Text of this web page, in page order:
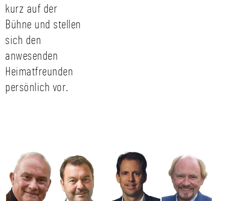
kurz auf der
Bühne und stellen
sich den
anwesenden
Heimatfreunden
persönlich vor.